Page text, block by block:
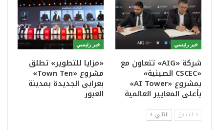
خبر رئيسي
شركة «AIG» تتعاون مع
«CSCEC الصينية»
بمشروع «AI Tower»
بأعلى المعايير العالمية
خبر رئيسي
«مزايا للتطوير» تطلق
مشروع «Town Ten»
بعرابى الجديدة بمدينة
العبور
السابق التالي